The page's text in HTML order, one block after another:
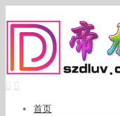
to
content
首页